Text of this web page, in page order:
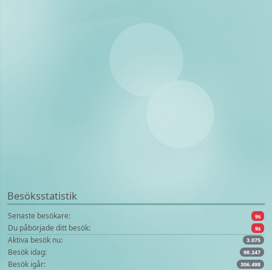
Besöksstatistik
Senaste besökare: 9s
Du påbörjade ditt besök: 9s
Aktiva besök nu: 3.075
Besök idag: 98.247
Besök igår: 306.498